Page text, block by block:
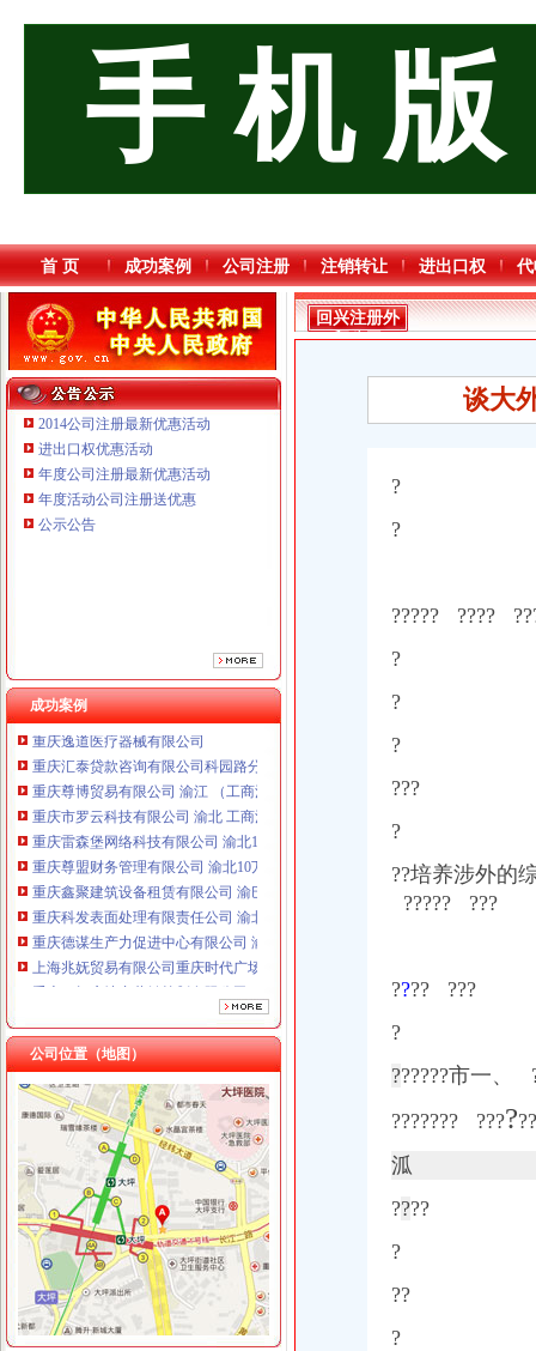
手 机 版
首 页 成功案例 公司注册 注销转让 进出口权
2014公司注册最新优惠活动
进出口权优惠活动
年度公司注册最新优惠活动
年度活动公司注册送优惠
公示公告
成功案例
重庆三虹房地产营销策划有限公司
重庆逸道医疗器械有限公司
重庆汇泰贷款咨询有限公司科园路分公司 渝高 （工商注册）
重庆尊博贸易有限公司 渝江 （工商注册）
重庆市罗云科技有限公司 渝北 工商注册
重庆雷森堡网络科技有限公司 渝北10万 （工商注册）
重庆尊盟财务管理有限公司 渝北10万 （工商注册）
重庆鑫聚建筑设备租赁有限公司 渝巴3万 （工商注册）
重庆科发表面处理有限责任公司 渝北800万 （进出口权）
重庆德谋生产力促进中心有限公司 渝大10万 （工商注册）
上海兆妩贸易有限公司重庆时代广场分公司 渝中 （工商注册）
重庆三虹房地产营销策划有限公司
重庆逸道医疗器械有限公司
重庆汇泰贷款咨询有限公司科园路分公司 渝高 （工商注册）
重庆尊博贸易有限公司 渝江 （工商注册）
重庆市罗云科技有限公司 渝北 工商注册
重庆雷森堡网络科技有限公司 渝北10万 （工商注册）
重庆尊盟财务管理有限公司 渝北10万 （工商注册）
重庆鑫聚建筑设备租赁有限公司 渝巴3万 （工商注册）
重庆科发表面处理有限责任公司 渝北800万 （进出口权）
重庆德谋生产力促进中心有限公司 渝大10万 （工商注册）
上海兆妩贸易有限公司重庆时代广场分公司 渝中 （工商注册）
公司位置（地图）
回兴注册外贸公司
做外贸四个月的困惑-外贸故事-阿里巴巴外贸圈外贸论坛
商报分类_新浪新闻
金科SO铺_国际家纺城_楼盘对比分析-重庆乐居
【服装代理加盟】公司页|厂家名录_顺企网
【胶州吸尘车外贸出口厂家】价格,厂家,道路清扫车-搜了网
金城集团进出口有限公司2017新招聘信息_电话_地址-58企业名录
【重庆外贸报关行机场办事处工商信息】-阿土伯工商信息查询
【康猫科技有限公司2018新招聘信息】_聘网
重庆市渝北区回兴贸易商店桷门市_【信用信息_诉讼信息_财务信息_
重庆德川科技有限公司联系方式_信用报告_工商信息-启信宝
我是做五金具的,想回国注册一个外贸公司,资金大概20W左右,
回兴注册外
贸公司
谈大
?
?
????? ????
?
?
?
???
?
??培养涉外的
????? ???
???? ???
?
??????市一、
??????? ??????
泒
????
?
??
?